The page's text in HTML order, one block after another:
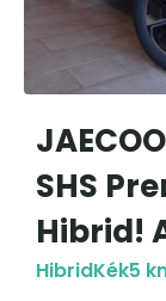
SHS
Hibrid!
HibridKék5